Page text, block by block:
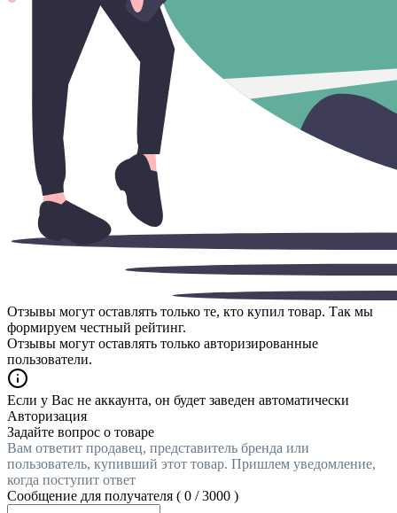
Отзывы могут оставлять только те, кто купил товар. Так мы
формируем честный рейтинг.
Отзывы могут оставлять только авторизированные
пользователи.
Если у Вас не аккаунта, он будет заведен автоматически
Авторизация
Задайте вопрос о товаре
Вам ответит продавец, представитель бренда или
пользователь, купивший этот товар. Пришлем уведомление,
когда поступит ответ
Сообщение для получателя ( 0 /3000 )